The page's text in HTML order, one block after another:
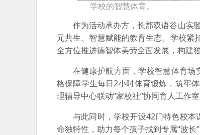
学校的智慧体育。
作为活动承办方，长郡双语谷山实
元共生、智慧赋能的教育生态。学校紧
全方位推进德智体美劳全面发展，构建
在健康护航方面，学校智慧体育
格保障学生每日2小时体育锻炼，筑牢
理辅导中心联动“家校社”协同育人工作
与此同时，学校开设42门特色校
命独特性，助力每个孩子找到专属“波长